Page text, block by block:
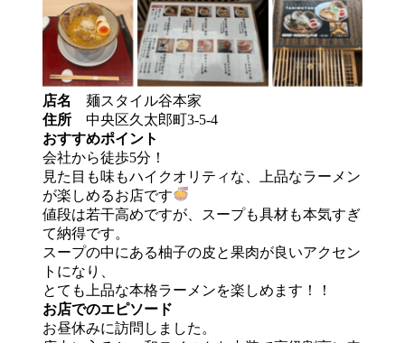
店名 麺スタイル谷本家
住所中央区久太郎町3-5-4
おすすめポイント
会社から徒歩5分！
見た目も味もハイクオリティな、上品なラーメン
が楽しめるお店です
値段は若干高めですが、スープも具材も本気すぎ
て納得です。
スープの中にある柚子の皮と果肉が良いアクセン
トになり、
とても上品な本格ラーメンを楽しめます！！
お店でのエピソード
お昼休みに訪問しました。